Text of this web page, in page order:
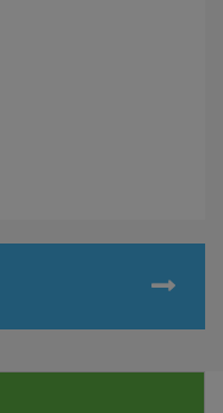
stranice i
Uobičajeno se
koje uključuju zahtjev
ili pošalje upozorenje
koje bi vas mogle